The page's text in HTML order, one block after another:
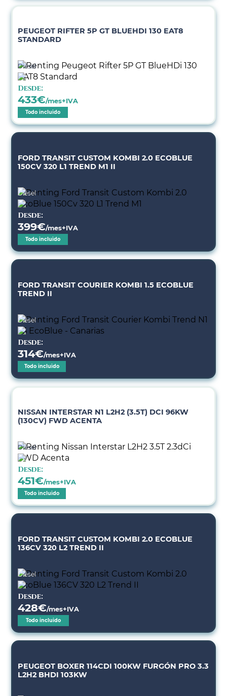
PEUGEOT RIFTER 5P GT BLUEHDI 130 EAT8
STANDARD
Diésel
Desde:
433€/mes+IVA
Todo incluido
FORD TRANSIT CUSTOM KOMBI 2.0 ECOBLUE
150CV 320 L1 TREND M1 II
Diésel
Desde:
399€/mes+IVA
Todo incluido
FORD TRANSIT COURIER KOMBI 1.5 ECOBLUE
TREND II
Diésel
Desde:
314€/mes+IVA
Todo incluido
NISSAN INTERSTAR N1 L2H2 (3.5T) DCI 96KW
(130CV) FWD ACENTA
Diésel
Desde:
451€/mes+IVA
Todo incluido
FORD TRANSIT CUSTOM KOMBI 2.0 ECOBLUE
136CV 320 L2 TREND II
Diésel
Desde:
428€/mes+IVA
Todo incluido
PEUGEOT BOXER 114CDI 100KW FURGÓN PRO 3.3
L2H2 BHDI 103KW